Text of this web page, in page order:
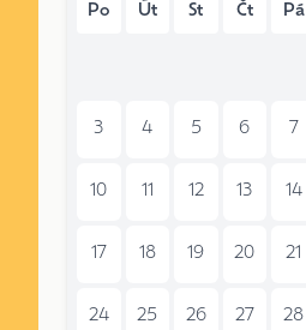
Po Út St Čt Pá
3 4 5 6 7
10 11 12 13 14
17 18 19 20 21
24 25 26 27 28